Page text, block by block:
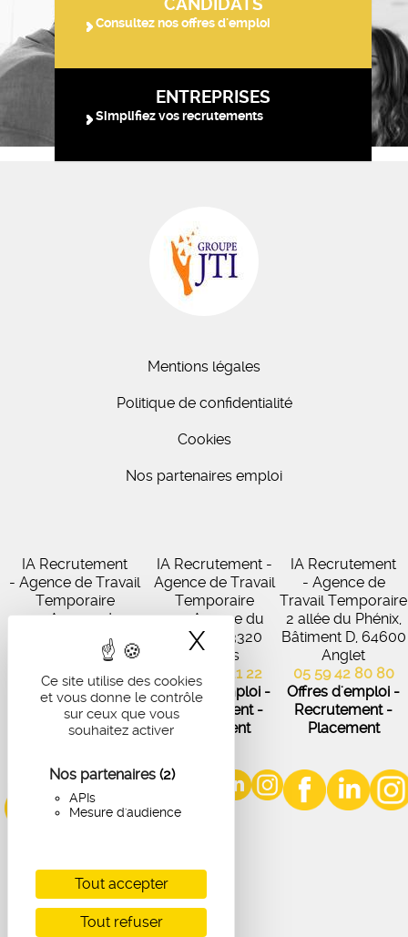
Ce site utilise des cookies
et vous donne le contrôle
sur ceux que vous
souhaitez activer
Nos partenaires (2)
APIs
Mesure d'audience
Tout accepter
Tout refuser
X Masquer le
Consultez nos offres d'emploi
ENTREPRISES
Simplifiez vos recrutements
Mentions légales
Politique de confidentialité
Cookies
Nos partenaires emploi
IA Recrutement
- Agence de Travail
Temporaire
27 Avenue de
Virecourt, 33370
Artigues-près-
Bordeaux
05 56 67 48 57
Offres d'emploi -
Recrutement -
IA Recrutement -
Agence de Travail
Temporaire
102 Avenue du
Médoc, 33320
Eysines
05 56 45 21 22
Offres d'emploi -
Recrutement -
Placement
IA Recrutement
- Agence de
Travail Temporaire
2 allée du Phénix,
Bâtiment D, 64600
Anglet
05 59 42 80 80
Offres d'emploi -
Recrutement -
Placement